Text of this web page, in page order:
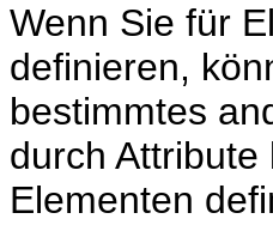
Wenn Sie für
definieren,
bestimmtes
durch
Elementen